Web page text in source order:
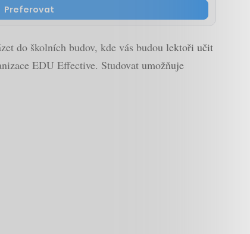
Preferovat
do školních budov, kde vás budou lektoři učit
EDU Effective. Studovat umožňuje